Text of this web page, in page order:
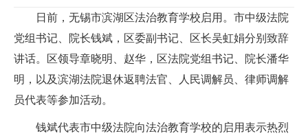
日前，无锡市滨湖区法治教育学校启用。市中级法院
党组书记、院长钱斌，区委副书记、区长吴虹娟分别致辞
讲话。区领导章晓明、赵华，区法院党组书记、院长潘华
明，以及滨湖法院退休返聘法官、人民调解员、律师调解
员代表等参加活动。
钱斌代表市中级法院向法治教育学校的启用表示热烈